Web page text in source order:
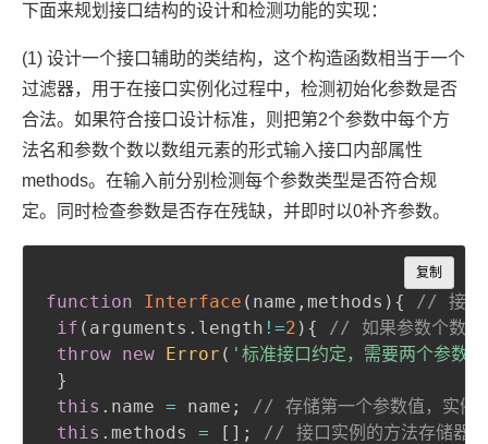
下面来规划接口结构的设计和检测功能的实现：
(1) 设计一个接口辅助的类结构，这个构造函数相当于一个
过滤器，用于在接口实例化过程中，检测初始化参数是否
合法。如果符合接口设计标准，则把第2个参数中每个方
法名和参数个数以数组元素的形式输入接口内部属性
methods。在输入前分别检测每个参数类型是否符合规
定。同时检查参数是否存在残缺，并即时以0补齐参数。
function Interface ( name , methods ) {
// 接口
if ( arguments . length !=2 ) {
// 如果参数个数不
throw new Error ( '标准接口约定，需要两个参数'
}
this . name = name ;
// 存储第一个参数值，实例
this . methods = [ ] ;
// 接口实例的方法存储器
复制
Copy